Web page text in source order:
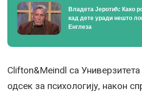
Владета Јеротић: Како
кад дете уради нешто
Енглеза
Clifton&Meindl са
одсек за психологију, након